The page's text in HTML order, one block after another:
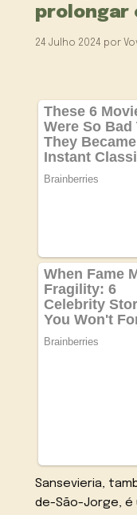
prolongar
24 Julho 2024 por
Sansevieria,
de-São-Jorge, é